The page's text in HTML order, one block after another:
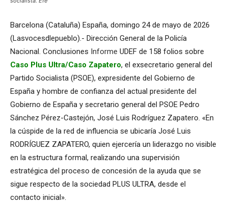
Barcelona (Cataluña) España, domingo 24 de mayo de 2026
(Lasvocesdlepueblo).- Dirección General de la Policía
Nacional. Conclusiones Informe UDEF de 158 folios sobre
Caso Plus Ultra/Caso Zapatero, el exsecretario general del
Partido Socialista (PSOE), expresidente del Gobierno de
España y hombre de confianza del actual presidente del
Gobierno de España y secretario general del PSOE Pedro
Sánchez Pérez-Castejón, José Luis Rodríguez Zapatero. «En
la cúspide de la red de influencia se ubicaría José Luis
RODRÍGUEZ ZAPATERO, quien ejercería un liderazgo no visible
en la estructura formal, realizando una supervisión
estratégica del proceso de concesión de la ayuda que se
sigue respecto de la sociedad PLUS ULTRA, desde el
contacto inicial».